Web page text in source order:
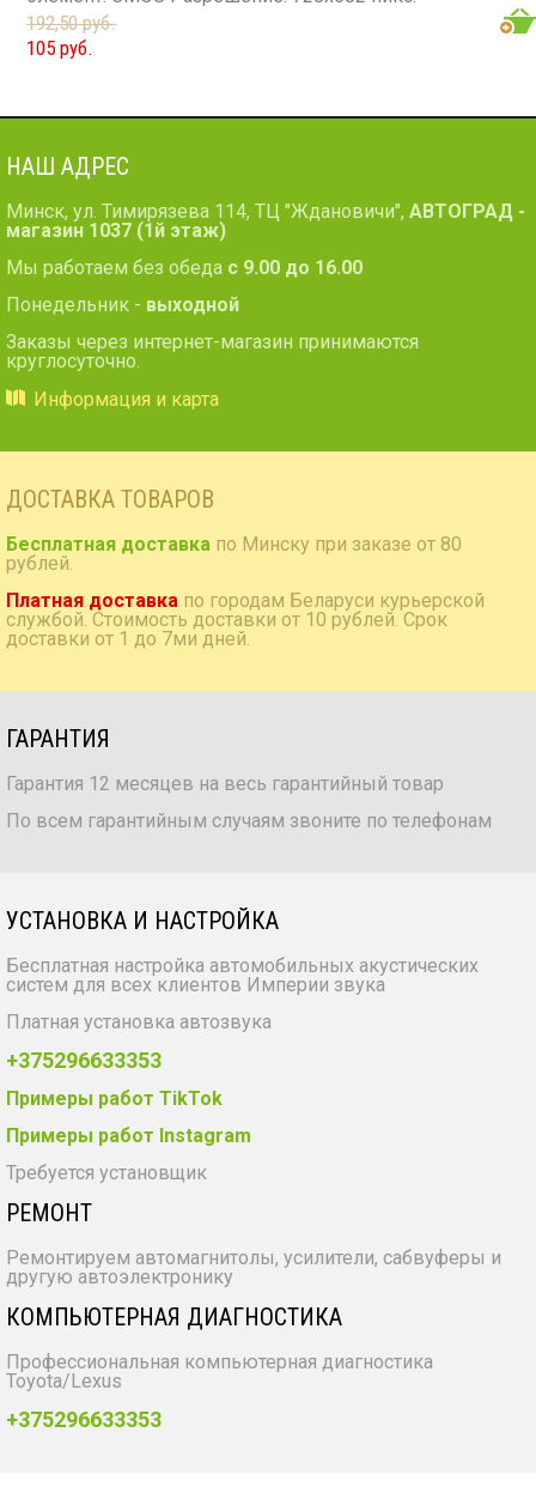
192,50 руб.
105 руб.
НАШ АДРЕС
Минск, ул. Тимирязева 114, ТЦ "Ждановичи", АВТОГРАД -
магазин 1037 (1й этаж)
Мы работаем без обеда с 9.00 до 16.00
Понедельник - выходной
Заказы через интернет-магазин принимаются
круглосуточно.
Информация и карта
ДОСТАВКА ТОВАРОВ
Бесплатная доставка по Минску при заказе от 80
рублей.
Платная доставка по городам Беларуси курьерской
службой. Стоимость доставки от 10 рублей. Срок
доставки от 1 до 7ми дней.
ГАРАНТИЯ
Гарантия 12 месяцев на весь гарантийный товар
По всем гарантийным случаям звоните по телефонам
УСТАНОВКА И НАСТРОЙКА
Бесплатная настройка автомобильных акустических
систем для всех клиентов Империи звука
Платная установка автозвука
+375296633353
Примеры работ TikTok
Примеры работ Instagram
Требуется установщик
РЕМОНТ
Ремонтируем автомагнитолы, усилители, сабвуферы и
другую автоэлектронику
КОМПЬЮТЕРНАЯ ДИАГНОСТИКА
Профессиональная компьютерная диагностика
Toyota/Lexus
+375296633353